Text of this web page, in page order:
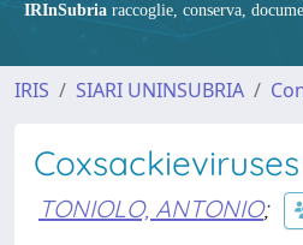
IRInSubria raccoglie, conserva,
IRIS SIARI UNINSUBRIA
TONIOLO, ANTONIO;